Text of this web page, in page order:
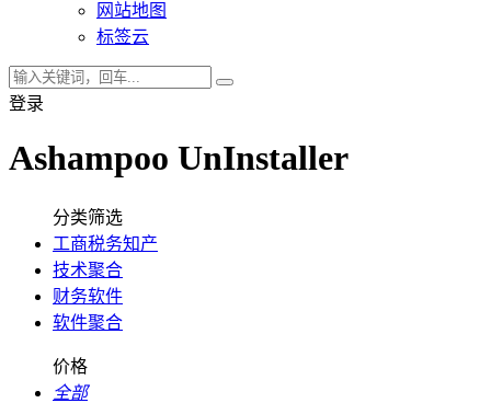
网站地图
标签云
登录
Ashampoo UnInstaller
分类筛选
工商税务知产
技术聚合
财务软件
软件聚合
价格
全部